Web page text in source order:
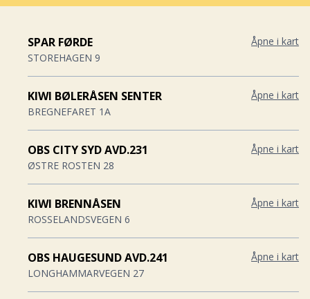
SPAR FØRDE
STOREHAGEN 9
Åpne i kart
KIWI BØLERÅSEN SENTER
BREGNEFARET 1A
Åpne i kart
OBS CITY SYD AVD.231
ØSTRE ROSTEN 28
Åpne i kart
KIWI BRENNÅSEN
ROSSELANDSVEGEN 6
Åpne i kart
OBS HAUGESUND AVD.241
LONGHAMMARVEGEN 27
Åpne i kart